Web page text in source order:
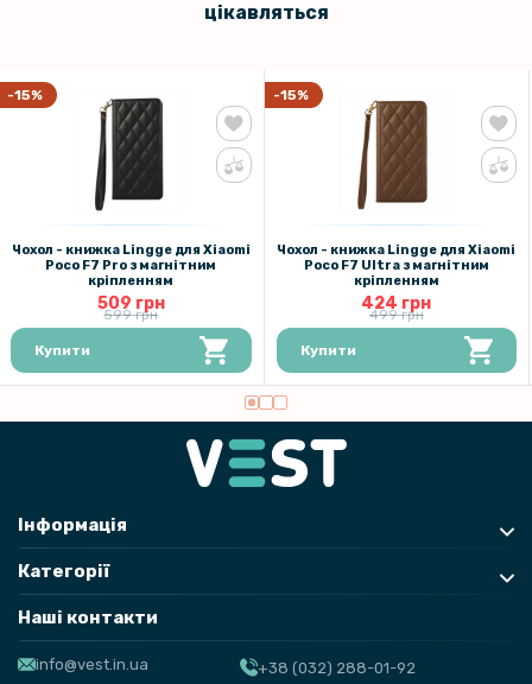
цікавляться
-15%
Чохол - книжка Lingge для Xiaomi
Poco F7 Pro з магнітним
кріпленням
509 грн
599 грн
Купити
-15%
Чохол - книжка Lingge для Xiaomi
Poco F7 Ultra​ з магнітним
кріпленням
424 грн
499 грн
Купити
Інформація
Категорії
Наші контакти
info@vest.in.ua +38 (032) 288-01-92